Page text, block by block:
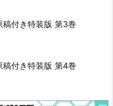
稿付き特装版 第3巻
稿付き特装版 第4巻